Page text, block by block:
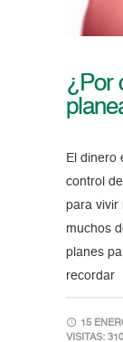
¿Por
El dinero
control
para vivir
muchos
planes
recordar
15
VISITAS: